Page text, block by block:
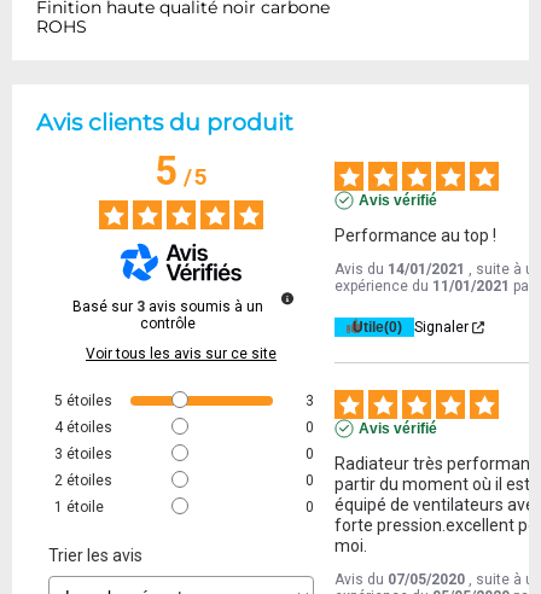
Finition haute qualité noir carbone
ROHS
Avis clients du produit
5/5
Basé sur 3 avis soumis à un
contrôle
Voir tous les avis sur ce site
5 étoiles
3
4 étoiles
0
3 étoiles
0
2 étoiles
0
1 étoile 0
Trier les avis
Avis vérifié
Performance au top !
Avis du 14/01/2021 , suite à
expérience du 11/01/2021 par
Utile(0) Signaler
Avis vérifié
Radiateur très performant
partir du moment où il est
équipé de ventilateurs
forte pression.excellent
moi.
Avis du 07/05/2020 , suite à